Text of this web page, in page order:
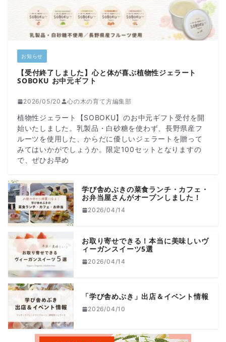
お知らせ
【受付終了しました】心と体が喜ぶ植物性ジェラート
SOBOKU お中元ギフト
2026/05/20 心の木の育て方編集部
植物性ジェラート【SOBOKU】のお中元ギフト受付を開
始いたしました。乳製品・白砂糖を使わず、長野県産フ
ルーツを使用した、からだに優しいジェラートを贈って
みてはいかがでしょうか。限定100セットとなりますの
で、ぜひお早め
学び舎めぶきの菜食ランチ・カフェ・
お弁当屋さんがオープンしました！
2026/04/14
お取り寄せできる！本当に美味しいヴ
ィーガンスイーツ5選
2026/04/14
「学び舎めぶき」出店＆イベント情報
2026/04/10